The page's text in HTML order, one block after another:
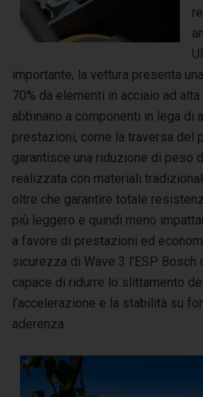
importante, la vettura presenta
70% da elementi in acciaio ad
abbinano a componenti in lega di
prestazioni, come la traversa del
garantisce una riduzione di peso
realizzata con materiali
oltre che garantire totale
più leggero e quindi meno
a favore di prestazioni ed
sicurezza di Wave 3 l’ESP
capace di ridurre lo slittamento
l’accelerazione e la stabilità su
aderenza.